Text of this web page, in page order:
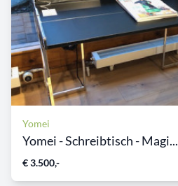
Yomei
Yomei - Schreibtisch - Magi...
€ 3.500,-